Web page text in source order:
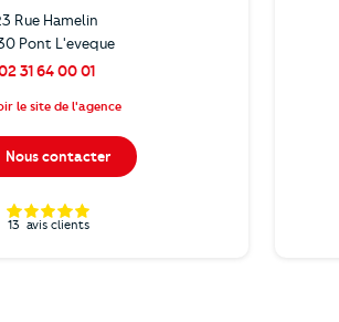
Rue Hamelin
Pont L'eveque
31 64 00 01
le site de l'agence
Nous contacter
13 avis clients